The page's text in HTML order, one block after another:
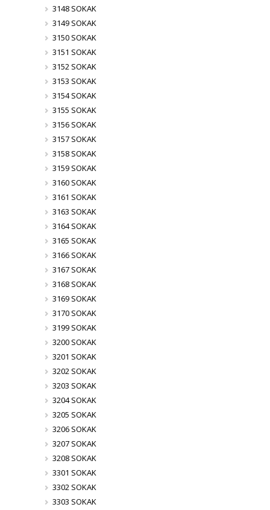
3148 SOKAK
3149 SOKAK
3150 SOKAK
3151 SOKAK
3152 SOKAK
3153 SOKAK
3154 SOKAK
3155 SOKAK
3156 SOKAK
3157 SOKAK
3158 SOKAK
3159 SOKAK
3160 SOKAK
3161 SOKAK
3163 SOKAK
3164 SOKAK
3165 SOKAK
3166 SOKAK
3167 SOKAK
3168 SOKAK
3169 SOKAK
3170 SOKAK
3199 SOKAK
3200 SOKAK
3201 SOKAK
3202 SOKAK
3203 SOKAK
3204 SOKAK
3205 SOKAK
3206 SOKAK
3207 SOKAK
3208 SOKAK
3301 SOKAK
3302 SOKAK
3303 SOKAK